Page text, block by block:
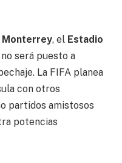
Monterrey, el Estadio
no será puesto a
La FIFA planea
con otros
partidos amistosos
potencias